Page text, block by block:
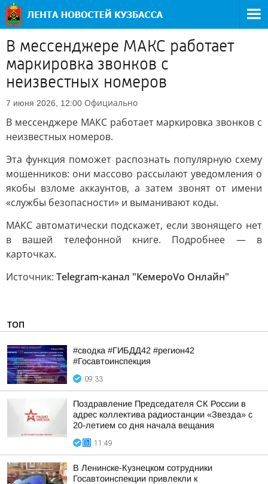
В мессенджере МАКС работает
маркировка звонков с
неизвестных номеров
7 июня 2026, 12:00 Официально
В мессенджере МАКС работает маркировка звонков с
неизвестных номеров.
Эта функция поможет распознать популярную схему
мошенников: они массово рассылают уведомления о
якобы взломе аккаунтов, а затем звонят от имени
«службы безопасности» и выманивают коды.
МАКС автоматически подскажет, если звонящего нет
в вашей телефонной книге. Подробнее — в
карточках.
Источник: Telegram-канал "КемероVо Онлайн"
ТОП
#сводка #ГИБДД42 #регион42
#Госавтоинспекция
09:33
Поздравление Председателя СК России в
адрес коллектива радиостанции «Звезда» с
20-летием со дня начала вещания
11:49
В Ленинске-Кузнецком сотрудники
Госавтоинспекции привлекли к